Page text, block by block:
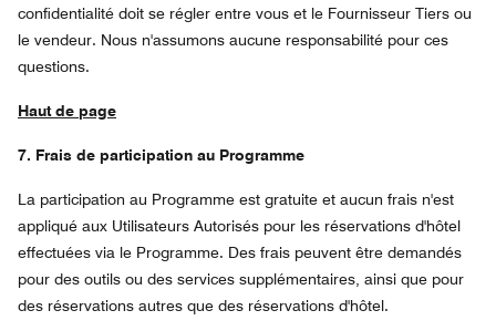
confidentialité doit se régler entre vous et le Fournisseur Tiers ou
le vendeur. Nous n'assumons aucune responsabilité pour ces
questions.
Haut de page
7. Frais de participation au Programme
La participation au Programme est gratuite et aucun frais n'est
appliqué aux Utilisateurs Autorisés pour les réservations d'hôtel
effectuées via le Programme. Des frais peuvent être demandés
pour des outils ou des services supplémentaires, ainsi que pour
des réservations autres que des réservations d'hôtel.